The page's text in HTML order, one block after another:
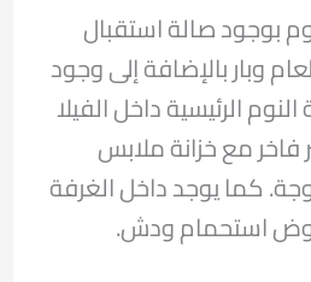
بوجود صالة استقبال
وبار بالإضافة إلى وجود
الرئيسية داخل الفيلا
فاخر مع خزانة ملابس
كما يوجد داخل الغرفة
استحمام ودش.